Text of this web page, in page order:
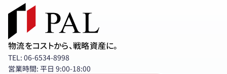
物流をコストから、戦略資産に。
TEL: 06-6534-8998
営業時間: 平日 9:00-18:00